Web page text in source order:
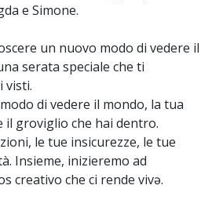
e Simone.
un nuovo modo di vedere il
serata speciale che ti
visti.
di vedere il mondo, la tua
il groviglio che hai dentro.
le tue insicurezze, le tue
Insieme, inizieremo ad
creativo che ci rende vivə.